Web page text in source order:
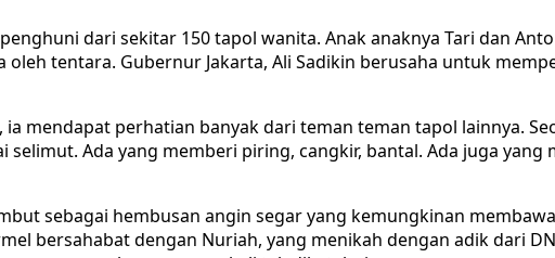
dari sekitar 150 tapol wanita. Anak anaknya Tari dan
oleh tentara. Gubernur Jakarta, Ali Sadikin berusaha untuk
mendapat perhatian banyak dari teman teman tapol lainnya.
Ada yang memberi piring, cangkir, bantal. Ada juga
sebagai hembusan angin segar yang kemungkinan
bersahabat dengan Nuriah, yang menikah dengan adik dari